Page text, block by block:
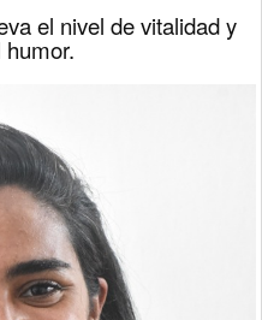
el nivel de vitalidad y